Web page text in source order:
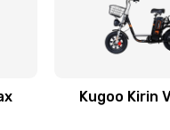
Kugoo Kirin